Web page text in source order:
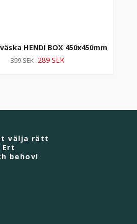
HENDI BOX 450x450mm
399 SEK 289 SEK
välja rätt
behov!